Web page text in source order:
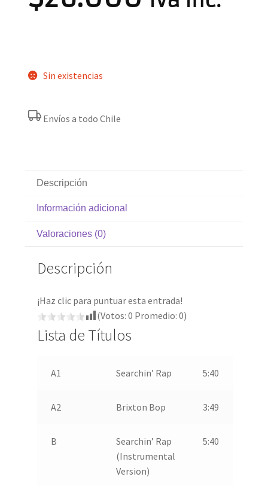
Sin existencias
Envíos a todo Chile
Descripción
Información adicional
Valoraciones (0)
Descripción
¡Haz clic para puntuar esta entrada!
(Votos: 0 Promedio: 0)
Lista de Títulos
A1 Searchin’ Rap 5:40
A2 Brixton Bop 3:49
B
Searchin’ Rap
(Instrumental
Version)
5:40